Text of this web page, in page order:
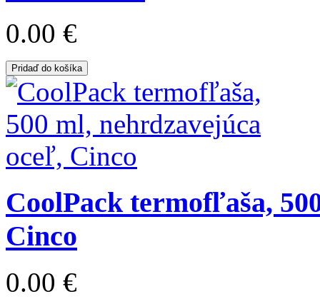
0.00 €
Pridaď do košíka
CoolPack termofľaša,
Cinco
0.00 €